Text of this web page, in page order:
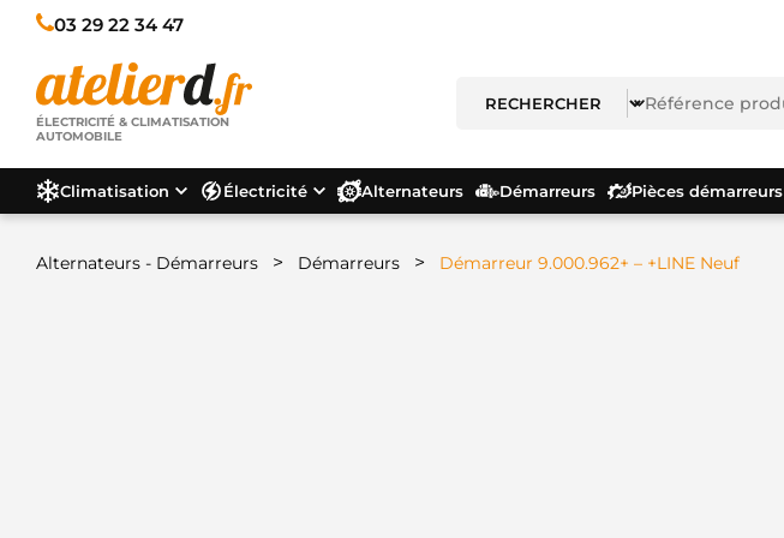
03 29 22 34 47
ÉLECTRICITÉ & CLIMATISATION
AUTOMOBILE
Climatisation Électricité Alternateurs Démarreurs Pièces démarreurs
Alternateurs - Démarreurs > Démarreurs > Démarreur 9.000.962+ – +LINE Neuf